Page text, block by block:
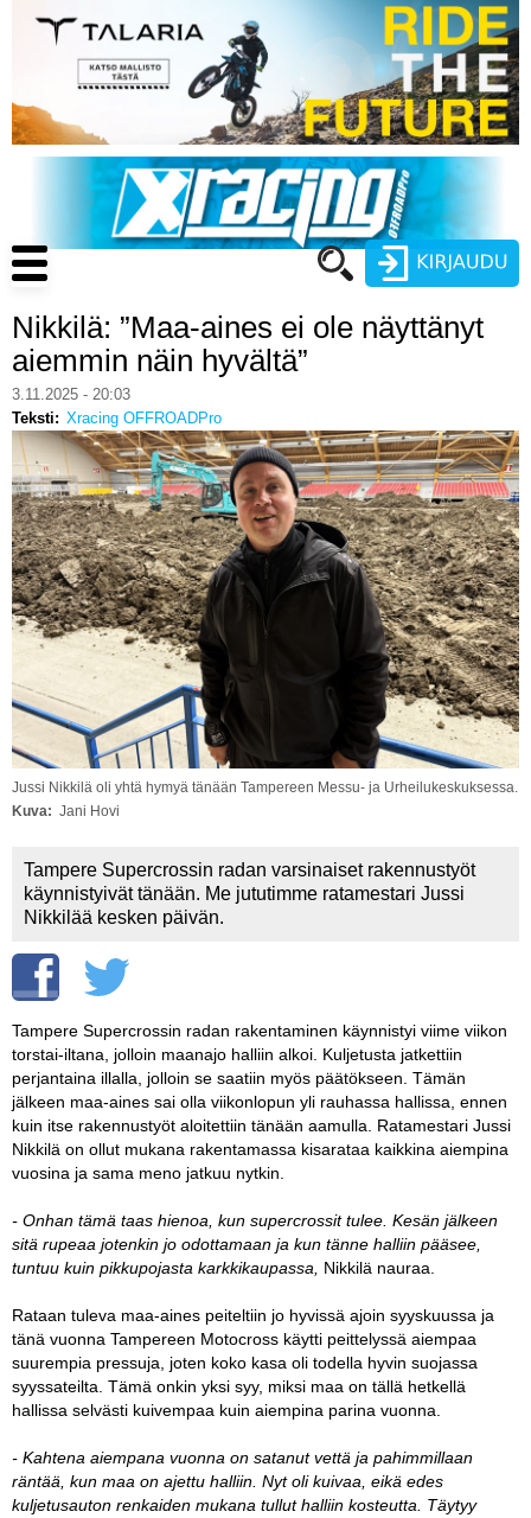
pääsisältöön
Käyttäjätunnus
Luo uusi käyttäjätili
Vaihda salasana
Main
navigation
MOTOCROSS
CROSS COUNTRY
MUUT LAJIT
YLEISTÄ ALALTA
LUE DIGILEHDET
ASIAKASPALVELU JA
OHJEET
MEDIATIEDOT
Nikkilä: ”Maa-aines ei ole näyttänyt
aiemmin näin hyvältä”
3.11.2025 - 20:03
Teksti
Xracing OFFROADPro
Jussi Nikkilä oli yhtä hymyä tänään Tampereen Messu- ja Urheilukeskuksessa.
Kuva
Jani Hovi
Tampere Supercrossin radan varsinaiset rakennustyöt
käynnistyivät tänään. Me jututimme ratamestari Jussi
Nikkilää kesken päivän.
Tampere Supercrossin radan rakentaminen käynnistyi viime viikon
torstai-iltana, jolloin maanajo halliin alkoi. Kuljetusta jatkettiin
perjantaina illalla, jolloin se saatiin myös päätökseen. Tämän
jälkeen maa-aines sai olla viikonlopun yli rauhassa hallissa, ennen
kuin itse rakennustyöt aloitettiin tänään aamulla. Ratamestari Jussi
Nikkilä on ollut mukana rakentamassa kisarataa kaikkina aiempina
vuosina ja sama meno jatkuu nytkin.
- Onhan tämä taas hienoa, kun supercrossit tulee. Kesän jälkeen
sitä rupeaa jotenkin jo odottamaan ja kun tänne halliin pääsee,
tuntuu kuin pikkupojasta karkkikaupassa,
Nikkilä nauraa.
Rataan tuleva maa-aines peiteltiin jo hyvissä ajoin syyskuussa ja
tänä vuonna Tampereen Motocross käytti peittelyssä aiempaa
suurempia pressuja, joten koko kasa oli todella hyvin suojassa
syyssateilta. Tämä onkin yksi syy, miksi maa on tällä hetkellä
hallissa selvästi kuivempaa kuin aiempina parina vuonna.
- Kahtena aiempana vuonna on satanut vettä ja pahimmillaan
räntää, kun maa on ajettu halliin. Nyt oli kuivaa, eikä edes
kuljetusauton renkaiden mukana tullut halliin kosteutta. Täytyy